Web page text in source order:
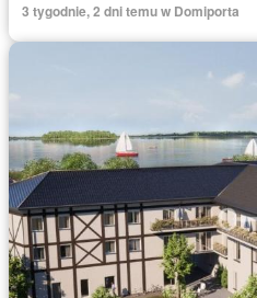
3 tygodnie, 2 dni temu w Domiporta